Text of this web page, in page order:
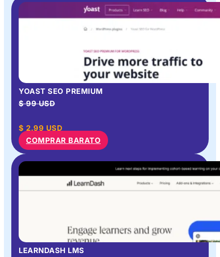
YOAST SEO PREMIUM
$ 99 USD
$ 2.99 USD
COMPRAR BARATO
LEARNDASH LMS